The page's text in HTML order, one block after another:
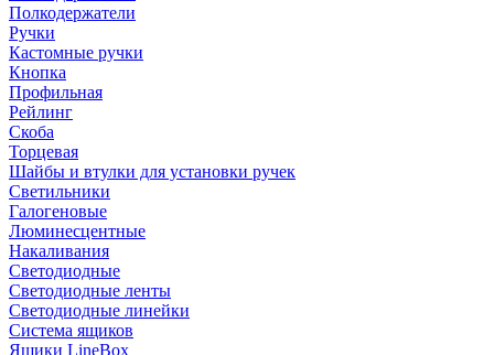
Полкодержатели
Ручки
Кастомные ручки
Кнопка
Профильная
Рейлинг
Скоба
Торцевая
Шайбы и втулки для установки ручек
Светильники
Галогеновые
Люминесцентные
Накаливания
Светодиодные
Светодиодные ленты
Светодиодные линейки
Система ящиков
Ящики LineBox